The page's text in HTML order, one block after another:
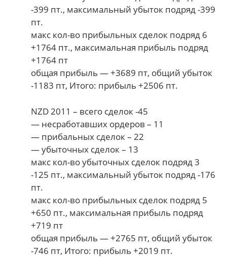
-399 пт., максимальный убыток подряд -399
пт.
макс кол-во прибыльных сделок подряд 6
+1764 пт., максимальная прибыль подряд
+1764 пт
общая прибыль — +3689 пт, общий убыток
-1183 пт, Итого: прибыль +2506 пт.
NZD 2011 – всего сделок -45
— несработавших ордеров – 11
— прибальных сделок – 22
— убыточных сделок – 13
макс кол-во убыточных сделок подряд 3
-125 пт., максимальный убыток подряд -176
пт.
макс кол-во прибыльных сделок подряд 5
+650 пт., максимальная прибыль подряд
+719 пт
общая прибыль — +2765 пт, общий убыток
-746 пт, Итого: прибыль +2019 пт.